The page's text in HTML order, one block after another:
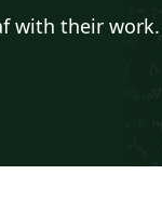
with their work.